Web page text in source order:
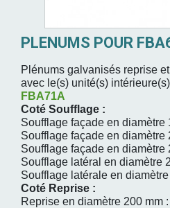
PLENUMS POUR
Plénums galvanisés reprise
avec le(s) unité(s) intérieure(s)
FBA71A
Coté Soufflage :
Soufflage façade en diamètre
Soufflage façade en diamètre
Soufflage façade en diamètre
Soufflage latéral en diamètre
Soufflage latérale en
Coté Reprise :
Reprise en diamètre 200 mm :